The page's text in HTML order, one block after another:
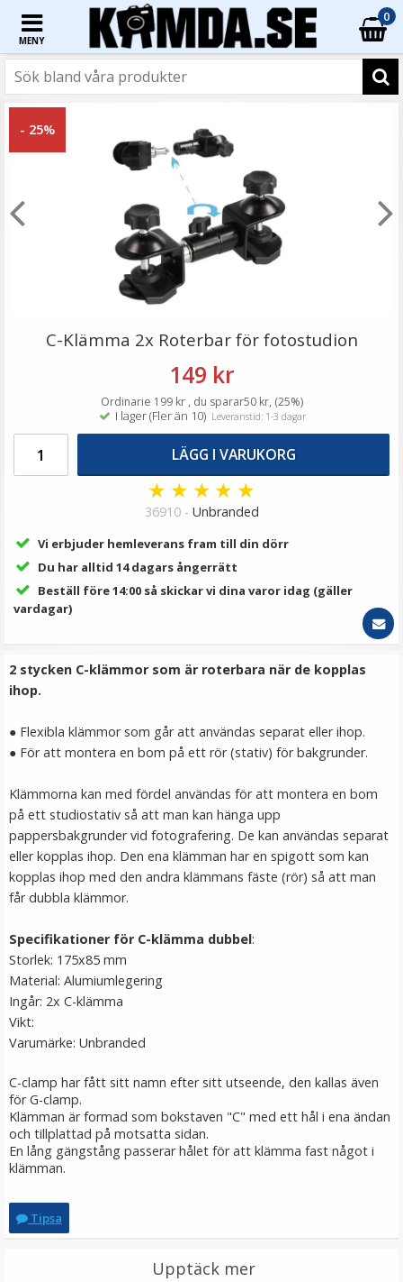
MENY
0
JJC GC-3 Gråkort 3i1-paket 13 x 10 cm
139 kr
LÄGG I VARUKORG
Jupio kamerabatteri 850mAh för Pentax DLi-92/LB-
★★★★★
LÄGG I VARUKORG
Jupio kamerabatteri 850mAh för Olympus Li-50B
★★★★★
199 kr
- 25%
C-Klämma 2x Roterbar för fotostudion
149 kr
Ordinarie 199 kr , du sparar50 kr, (25%)
I lager (Fler än 10)Leveranstid: 1-3 dagar
LÄGG I VARUKORG
★ ★ ★ ★ ★
36910 - Unbranded
Vi erbjuder hemleverans fram till din dörr
Du har alltid 14 dagars ångerrätt
Beställ före 14:00 så skickar vi dina varor idag (gäller
vardagar)
2 stycken C-klämmor som är roterbara när de kopplas
ihop.
● Flexibla klämmor som går att användas separat eller ihop.
● För att montera en bom på ett rör (stativ) för bakgrunder.
Klämmorna kan med fördel användas för att montera en bom
på ett studiostativ så att man kan hänga upp
pappersbakgrunder vid fotografering. De kan användas separat
eller kopplas ihop. Den ena klämman har en spigott som kan
kopplas ihop med den andra klämmans fäste (rör) så att man
får dubbla klämmor.
Specifikationer för C-klämma dubbel:
Storlek: 175x85 mm
Material: Alumiumlegering
Ingår: 2x C-klämma
Vikt:
Varumärke: Unbranded
C-clamp har fått sitt namn efter sitt utseende, den kallas även
för G-clamp.
Klämman är formad som bokstaven "C" med ett hål i ena ändan
och tillplattad på motsatta sidan.
En lång gängstång passerar hålet för att klämma fast något i
klämman.
Tipsa
Upptäck mer